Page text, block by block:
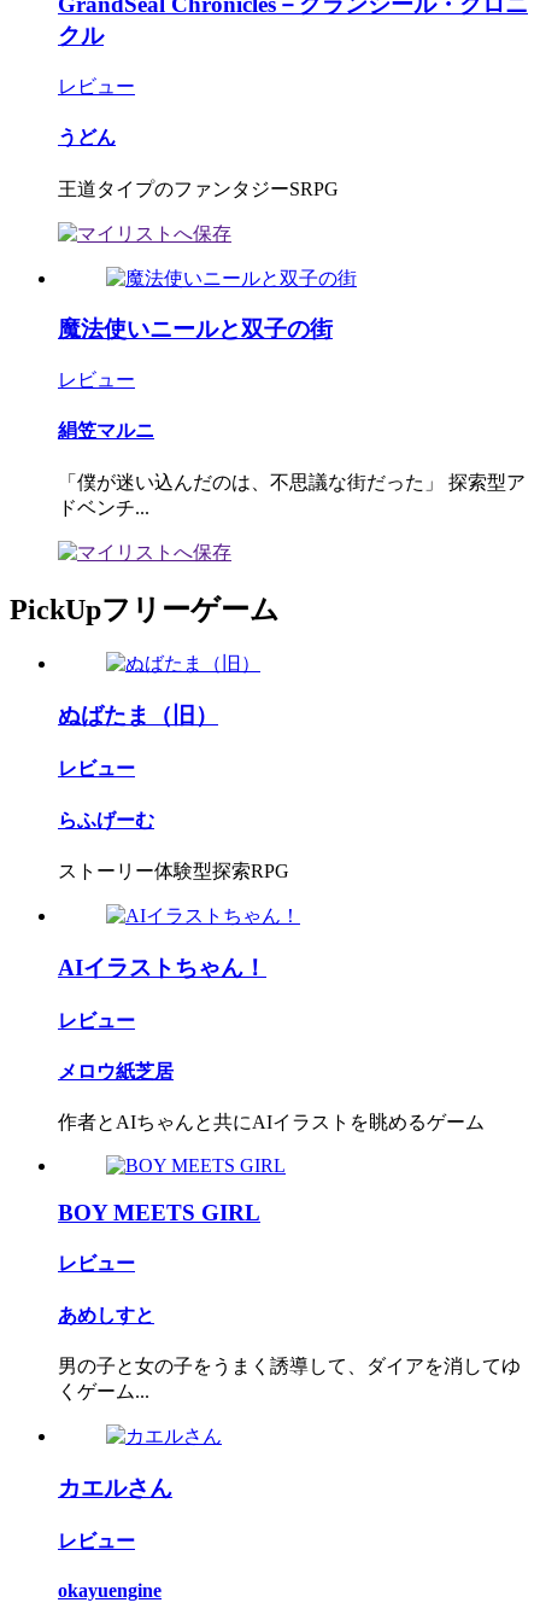
クル
レビュー
うどん
王道タイプのファンタジーSRPG
魔法使いニールと双子の街
レビュー
絹笠マルニ
「僕が迷い込んだのは、不思議な街だった」 探索型ア
ドベンチ...
PickUpフリーゲーム
ぬばたま（旧）
レビュー
らふげーむ
ストーリー体験型探索RPG
AIイラストちゃん！
レビュー
メロウ紙芝居
作者とAIちゃんと共にAIイラストを眺めるゲーム
BOY MEETS GIRL
レビュー
あめしすと
男の子と女の子をうまく誘導して、ダイアを消してゆ
くゲーム...
カエルさん
レビュー
okayuengine